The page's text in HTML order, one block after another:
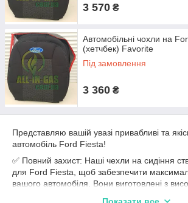
3 570 ₴
Автомобільні чохли на
(хетчбек) Favorite
Під замовлення
3 360 ₴
Представляю вашій увазі привабливі та
автомобіль Ford Fiesta!
✅ Повний захист: Наші чехли на сидіння
для Ford Fiesta, щоб забезпечити
вашого автомобіля. Вони виготовлені з